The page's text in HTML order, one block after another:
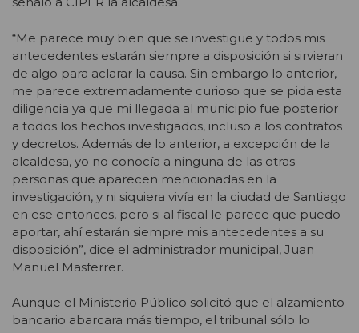
“Me parece muy bien que se investigue y todos mis
antecedentes estarán siempre a disposición si sirvieran
de algo para aclarar la causa. Sin embargo lo anterior,
me parece extremadamente curioso que se pida esta
diligencia ya que mi llegada al municipio fue posterior
a todos los hechos investigados, incluso a los contratos
y decretos. Además de lo anterior, a excepción de la
alcaldesa, yo no conocía a ninguna de las otras
personas que aparecen mencionadas en la
investigación, y ni siquiera vivía en la ciudad de Santiago
en ese entonces, pero si al fiscal le parece que puedo
aportar, ahí estarán siempre mis antecedentes a su
disposición”, dice el administrador municipal, Juan
Manuel Masferrer.
Aunque el Ministerio Público solicitó que el alzamiento
bancario abarcara más tiempo, el tribunal sólo lo